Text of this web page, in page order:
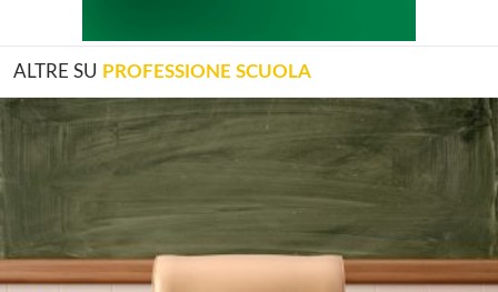
ALTRE SU PROFESSIONE SCUOLA